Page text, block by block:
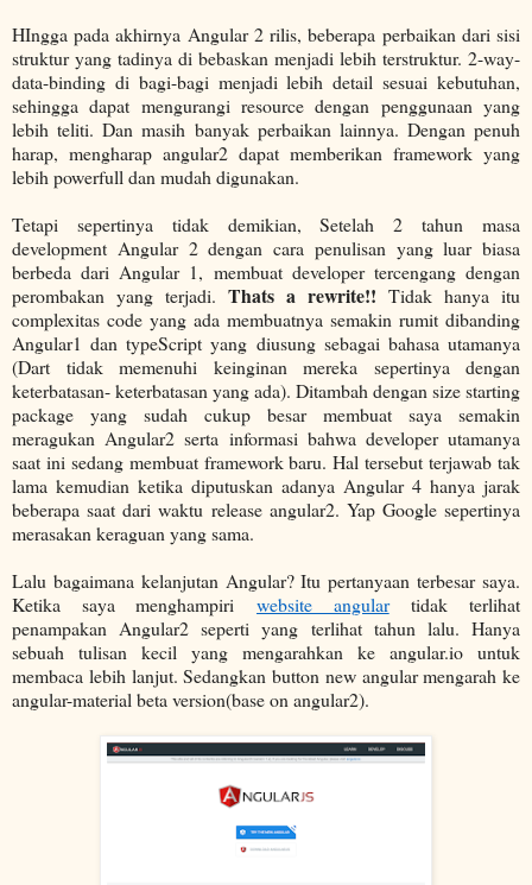
HIngga pada akhirnya Angular 2 rilis, beberapa perbaikan dari sisi
struktur yang tadinya di bebaskan menjadi lebih terstruktur. 2-way-
data-binding di bagi-bagi menjadi lebih detail sesuai kebutuhan,
sehingga dapat mengurangi resource dengan penggunaan yang
lebih teliti. Dan masih banyak perbaikan lainnya. Dengan penuh
harap, mengharap angular2 dapat memberikan framework yang
lebih powerfull dan mudah digunakan.
Tetapi sepertinya tidak demikian, Setelah 2 tahun masa
development Angular 2 dengan cara penulisan yang luar biasa
berbeda dari Angular 1, membuat developer tercengang dengan
perombakan yang terjadi. Thats a rewrite!! Tidak hanya itu
complexitas code yang ada membuatnya semakin rumit dibanding
Angular1 dan typeScript yang diusung sebagai bahasa utamanya
(Dart tidak memenuhi keinginan mereka sepertinya dengan
keterbatasan- keterbatasan yang ada). Ditambah dengan size starting
package yang sudah cukup besar membuat saya semakin
meragukan Angular2 serta informasi bahwa developer utamanya
saat ini sedang membuat framework baru. Hal tersebut terjawab tak
lama kemudian ketika diputuskan adanya Angular 4 hanya jarak
beberapa saat dari waktu release angular2. Yap Google sepertinya
merasakan keraguan yang sama.
Lalu bagaimana kelanjutan Angular? Itu pertanyaan terbesar saya.
Ketika saya menghampiri website angulartidak terlihat
penampakan Angular2 seperti yang terlihat tahun lalu. Hanya
sebuah tulisan kecil yang mengarahkan ke angular.io untuk
membaca lebih lanjut. Sedangkan button new angular mengarah ke
angular-material beta version(base on angular2).